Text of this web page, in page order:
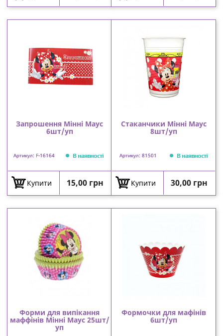
Запрошення Мінні Маус
6шт/уп
Артикул: F-16164 В наявності
Купити Ціна
15,00 грн
Стаканчики Мінні Маус
8шт/уп
Артикул: 81501 В наявності
Купити Ціна
30,00 грн
Форми для випікання
маффінів Мінні Маус 25шт/
уп
Формочки для мафінів
6шт/уп